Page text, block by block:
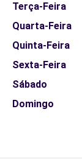
Terça-Feira
Quarta-Feira
Quinta-Feira
Sexta-Feira
Sábado
Domingo